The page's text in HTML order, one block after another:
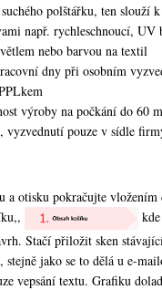
polštářku, ten slouží
např. rychleschnoucí, UV
nebo barvou na textil
dny při osobním
výroby na počkání do 60
vyzvednutí pouze v sídle
a otisku pokračujte vložením
Stačí přiložit sken
jako se to dělá u e-
vepsání textu. Grafiku